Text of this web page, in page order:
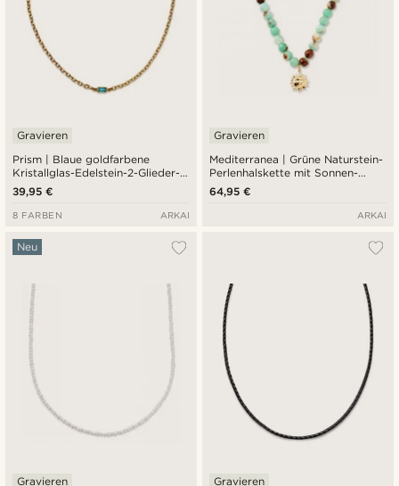
Prism | Blaue goldfarbene
Kristallglas-Edelstein-2-Glieder-
Halskette
Gravieren
39,95 €
8 FARBEN ARKAI
Mediterranea | Grüne Naturstein-
Perlenhalskette mit Sonnen-
Charme-Anhänger
Gravieren
64,95 €
ARKAI
Neu
Gravieren Gravieren